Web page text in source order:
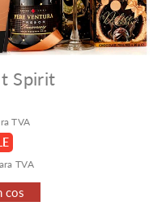
Spirit
TVA
TVA
cos